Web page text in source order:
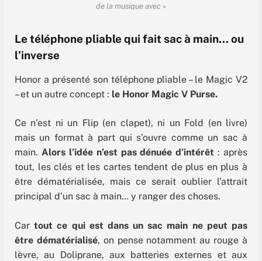
de la musique avec»
Le téléphone pliable qui fait sac à main… ou
l’inverse
Honor a présenté son téléphone pliable – le Magic V2
– et un autre concept : le Honor Magic V Purse.
Ce n’est ni un Flip (en clapet), ni un Fold (en livre)
mais un format à part qui s’ouvre comme un sac à
main. Alors l’idée n’est pas dénuée d’intérêt : après
tout, les clés et les cartes tendent de plus en plus à
être dématérialisée, mais ce serait oublier l’attrait
principal d’un sac à main… y ranger des choses.
Cartout ce qui est dans un sac main ne peut pas
être dématérialisé, on pense notamment au rouge à
lèvre, au Doliprane, aux batteries externes et aux